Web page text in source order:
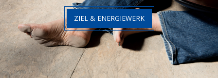
ZIEL & ENERGIEWERK